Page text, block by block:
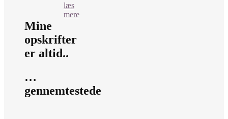
læs
mere
Mine
opskrifter
er altid..
…
gennemtestede